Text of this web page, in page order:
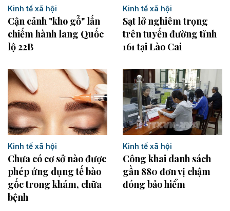
Kinh tế xã hội
Cận cảnh "kho gỗ" lấn
chiếm hành lang Quốc
lộ 22B
Kinh tế xã hội
Sạt lở nghiêm trọng
trên tuyến đường tỉnh
161 tại Lào Cai
Kinh tế xã hội
Chưa có cơ sở nào được
phép ứng dụng tế bào
gốc trong khám, chữa
bệnh
Kinh tế xã hội
Công khai danh sách
gần 880 đơn vị chậm
đóng bảo hiểm